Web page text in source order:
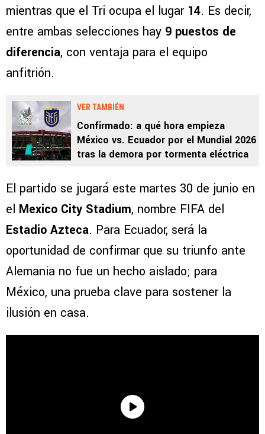
mientras que el Tri ocupa el lugar 14. Es decir,
entre ambas selecciones hay 9 puestos de
diferencia, con ventaja para el equipo
anfitrión.
VER TAMBIÉN
Confirmado: a qué hora empieza
México vs. Ecuador por el Mundial 2026
tras la demora por tormenta eléctrica
El partido se jugará este martes 30 de junio en
el Mexico City Stadium, nombre FIFA del
Estadio Azteca. Para Ecuador, será la
oportunidad de confirmar que su triunfo ante
Alemania no fue un hecho aislado; para
México, una prueba clave para sostener la
ilusión en casa.